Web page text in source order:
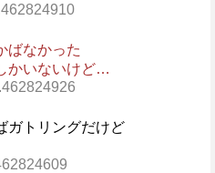
ばなかった
かいないけど…
ガトリングだけど